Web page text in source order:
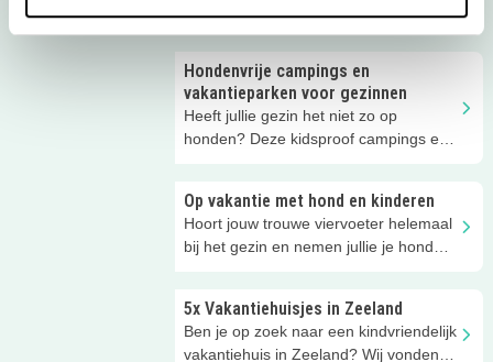
campings aan de Nederlandse kust zit
je altijd goed voor een ontspannen én
kindvriendelijke vakantie, het hele jaar
door.
Hondenvrije campings en
vakantieparken voor gezinnen
Heeft jullie gezin het niet zo op
honden? Deze kidsproof campings en
Op vakantie met hond en kinderen
Hoort jouw trouwe viervoeter helemaal
bij het gezin en nemen jullie je hond
Nederland zijn honden welkom!
5x Vakantiehuisjes in Zeeland
Ben je op zoek naar een kindvriendelijk
vakantiehuis in Zeeland? Wij vonden